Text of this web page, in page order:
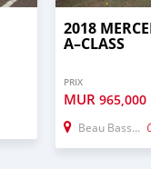
2018
A–CLASS
PRIX
MUR965,000
Beau Bassin–Rose Hill